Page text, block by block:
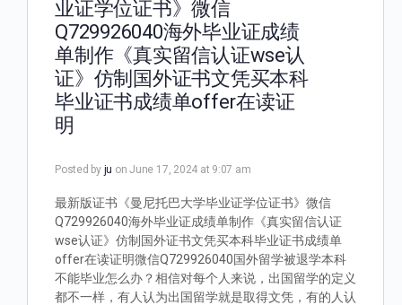
业证学位证书》微信
Q729926040海外毕业证成绩
单制作《真实留信认证wse认
证》仿制国外证书文凭买本科
毕业证书成绩单offer在读证
明
Posted by ju on June 17, 2024 at 9:07 am
最新版证书《曼尼托巴大学毕业证学位证书》微信
Q729926040海外毕业证成绩单制作《真实留信认证
wse认证》仿制国外证书文凭买本科毕业证书成绩单
offer在读证明微信Q729926040国外留学被退学本科
不能毕业怎么办？相信对每个人来说，出国留学的定义
都不一样，有人认为出国留学就是取得文凭，有的人认